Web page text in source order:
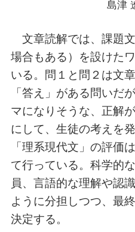
島津
文章読解では、課題
場合もある）を設けた
いる。問１と問２は文
「答え」がある問いだ
マになりそうな、正解
にして、生徒の考えを
「理系現代文」の評価
て行っている。科学的
員、言語的な理解や認
ように分担しつつ、最
決定する。